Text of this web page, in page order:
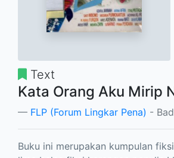
Text
Kata Orang Aku Mirip
FLP (Forum Lingkar Pena) -
Buku ini merupakan kumpulan